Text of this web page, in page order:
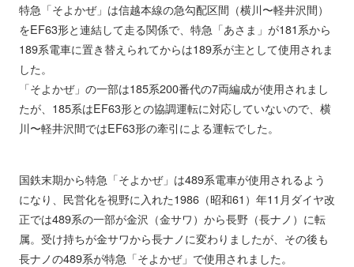
特急「そよかぜ」は信越本線の急勾配区間（横川〜軽井沢間）
をEF63形と連結して走る関係で、特急「あさま」が181系から
189系電車に置き替えられてからは189系が主として使用されま
した。
「そよかぜ」の一部は185系200番代の7両編成が使用されまし
たが、185系はEF63形との協調運転に対応していないので、横
川〜軽井沢間ではEF63形の牽引による運転でした。
国鉄末期から特急「そよかぜ」は489系電車が使用されるよう
になり、民営化を視野に入れた1986（昭和61）年11月ダイヤ改
正では489系の一部が金沢（金サワ）から長野（長ナノ）に転
属。受け持ちが金サワから長ナノに変わりましたが、その後も
長ナノの489系が特急「そよかぜ」で使用されました。